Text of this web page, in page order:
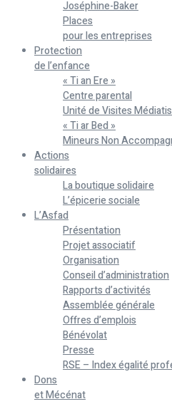
Joséphine-Baker
Places
pour les entreprises
Protection
de l’enfance
« Ti an Ere »
Centre parental
Unité de Visites
« Ti ar Bed »
Mineurs Non
Actions
solidaires
La boutique solidaire
L’épicerie sociale
L’Asfad
Présentation
Projet associatif
Organisation
Conseil d’administration
Rapports d’activités
Assemblée générale
Offres d’emplois
Bénévolat
Presse
RSE – Index égalité
Dons
et Mécénat